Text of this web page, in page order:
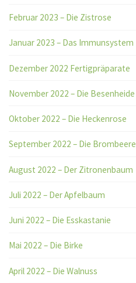
Februar 2023 – Die Zistrose
Januar 2023 – Das Immunsystem
Dezember 2022 Fertigpräparate
November 2022 – Die Besenheide
Oktober 2022 – Die Heckenrose
September 2022 – Die Brombeere
August 2022 – Der Zitronenbaum
Juli 2022 – Der Apfelbaum
Juni 2022 – Die Esskastanie
Mai 2022 – Die Birke
April 2022 – Die Walnuss